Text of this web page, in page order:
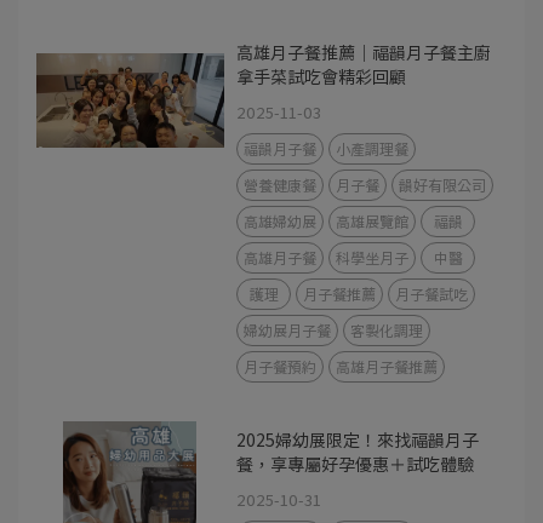
高雄月子餐推薦｜福韻月子餐主廚
拿手菜試吃會精彩回顧
2025-11-03
福韻月子餐
小產調理餐
營養健康餐
月子餐
韻好有限公司
高雄婦幼展
高雄展覽館
福韻
高雄月子餐
科學坐月子
中醫
護理
月子餐推薦
月子餐試吃
婦幼展月子餐
客製化調理
月子餐預約
高雄月子餐推薦
2025婦幼展限定！來找福韻月子
餐，享專屬好孕優惠＋試吃體驗
2025-10-31